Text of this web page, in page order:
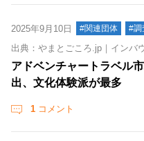
2025年9月10日 #関連団体 #調
出典：やまとごころ.jp｜インバ
アドベンチャートラベル
出、文化体験派が最多
1 コメント